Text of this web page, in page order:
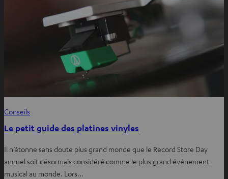
Conseils
Le petit guide des platines vinyles
Il n’étonne sans doute plus grand monde que le Record Store Day
annuel soit désormais considéré comme le plus grand événement
musical au monde. Lors…